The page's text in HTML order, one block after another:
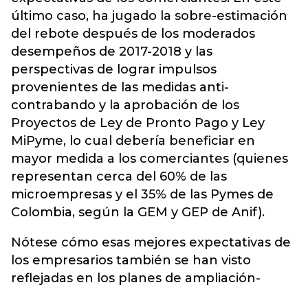
último caso, ha jugado la sobre-estimación
del rebote después de los moderados
desempeños de 2017-2018 y las
perspectivas de lograr impulsos
provenientes de las medidas anti-
contrabando y la aprobación de los
Proyectos de Ley de Pronto Pago y Ley
MiPyme, lo cual debería beneficiar en
mayor medida a los comerciantes (quienes
representan cerca del 60% de las
microempresas y el 35% de las Pymes de
Colombia, según la GEM y GEP de Anif).
Nótese cómo esas mejores expectativas de
los empresarios también se han visto
reflejadas en los planes de ampliación-